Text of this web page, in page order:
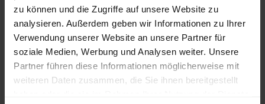
zu können und die Zugriffe auf unsere Website zu
analysieren. Außerdem geben wir Informationen zu Ihrer
Verwendung unserer Website an unsere Partner für
soziale Medien, Werbung und Analysen weiter. Unsere
Partner führen diese Informationen möglicherweise mit
weiteren Daten zusammen, die Sie ihnen bereitgestellt
lose Ware Sackware
September
Januar
Mai
Die aktuelle Preisentwicklung für Holzpellets in Deutschland
können Sie jederzeit auf unsererPelletspreise-Seite
nachvollziehen.